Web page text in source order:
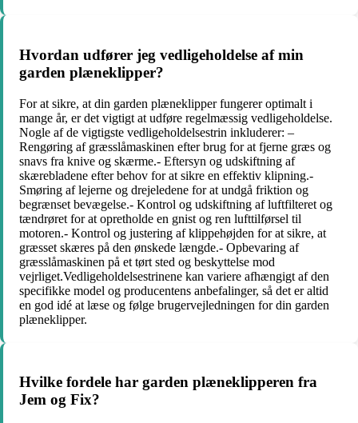
Hvordan udfører jeg vedligeholdelse af min
garden plæneklipper?
For at sikre, at din garden plæneklipper fungerer optimalt i
mange år, er det vigtigt at udføre regelmæssig vedligeholdelse.
Nogle af de vigtigste vedligeholdelsestrin inkluderer: –
Rengøring af græsslåmaskinen efter brug for at fjerne græs og
snavs fra knive og skærme.- Eftersyn og udskiftning af
skærebladene efter behov for at sikre en effektiv klipning.-
Smøring af lejerne og drejeledene for at undgå friktion og
begrænset bevægelse.- Kontrol og udskiftning af luftfilteret og
tændrøret for at opretholde en gnist og ren lufttilførsel til
motoren.- Kontrol og justering af klippehøjden for at sikre, at
græsset skæres på den ønskede længde.- Opbevaring af
græsslåmaskinen på et tørt sted og beskyttelse mod
vejrliget.Vedligeholdelsestrinene kan variere afhængigt af den
specifikke model og producentens anbefalinger, så det er altid
en god idé at læse og følge brugervejledningen for din garden
plæneklipper.
Hvilke fordele har garden plæneklipperen fra
Jem og Fix?